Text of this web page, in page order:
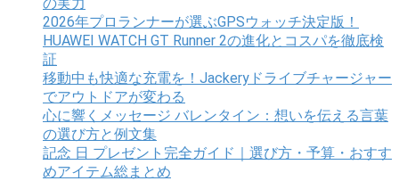
2026年プロランナーが選ぶGPSウォッチ決定版！
HUAWEI WATCH GT Runner 2の進化とコスパを徹底検
証
移動中も快適な充電を！Jackeryドライブチャージャー
でアウトドアが変わる
心に響くメッセージ バレンタイン：想いを伝える言葉
の選び方と例文集
記念 日 プレゼント完全ガイド｜選び方・予算・おすす
めアイテム総まとめ